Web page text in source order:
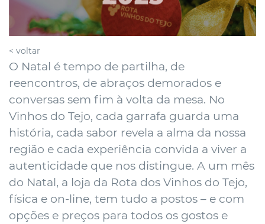
< voltar
O Natal é tempo de partilha, de
reencontros, de abraços demorados e
conversas sem fim à volta da mesa. No
Vinhos do Tejo, cada garrafa guarda uma
história, cada sabor revela a alma da nossa
região e cada experiência convida a viver a
autenticidade que nos distingue. A um mês
do Natal, a loja da Rota dos Vinhos do Tejo,
física e on-line, tem tudo a postos – e com
opções e preços para todos os gostos e